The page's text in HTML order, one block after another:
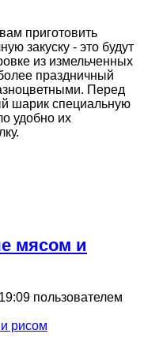
приготовить
закуску - это будут
из измельченных
праздничный
Перед
шарик специальную
удобно их
мясом и
пользователем